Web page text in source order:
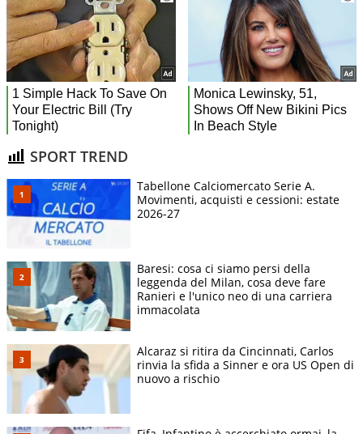
SPORT TREND
Tabellone Calciomercato Serie A.
Movimenti, acquisti e cessioni: estate
2026-27
Baresi: cosa ci siamo persi della
leggenda del Milan, cosa deve fare
Ranieri e l'unico neo di una carriera
immacolata
Alcaraz si ritira da Cincinnati, Carlos
rinvia la sfida a Sinner e ora US Open di
nuovo a rischio